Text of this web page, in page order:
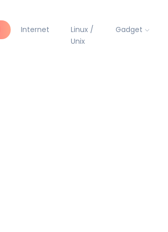
Internet
Linux /
Unix
Gadget